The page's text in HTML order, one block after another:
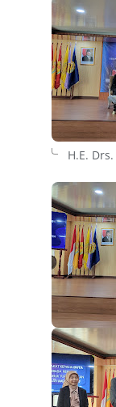
H.E.